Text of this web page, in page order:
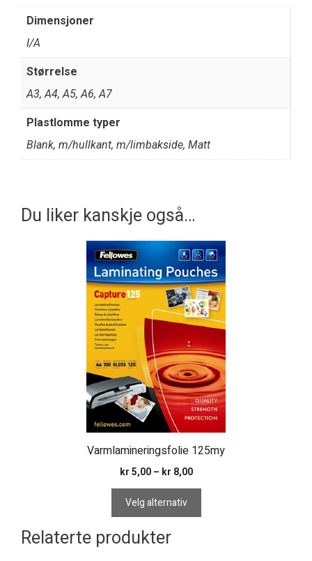
Dimensjoner
I/A
Størrelse
A3, A4, A5, A6, A7
Plastlomme typer
Blank, m/hullkant, m/limbakside, Matt
Du liker kanskje også…
Varmlamineringsfolie 125my
kr 5,00 – kr 8,00Prisområde:
Velg alternativ
Relaterte produkter